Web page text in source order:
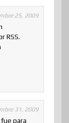
25, 2009
RSS.
31, 2009
para